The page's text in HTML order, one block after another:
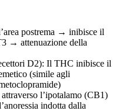
postrema → inibisce il
→ attenuazione della
D2): Il THC inibisce il
(simile agli
l’ipotalamo (CB1)
indotta dalla